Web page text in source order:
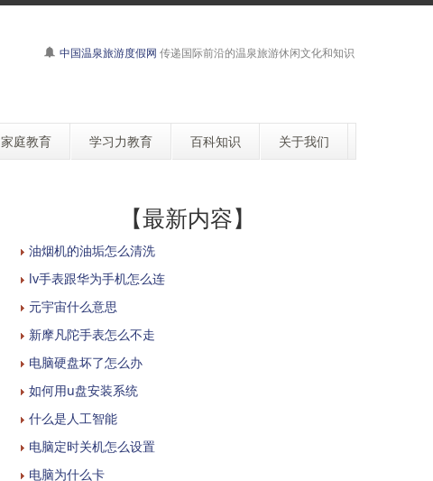
中国温泉旅游度假网 传递国际前沿的温泉旅游休闲文化和知识
家庭教育 学习力教育 百科知识 关于我们
【最新内容】
油烟机的油垢怎么清洗
lv手表跟华为手机怎么连
元宇宙什么意思
新摩凡陀手表怎么不走
电脑硬盘坏了怎么办
如何用u盘安装系统
什么是人工智能
电脑定时关机怎么设置
电脑为什么卡